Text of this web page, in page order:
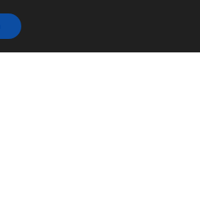
ECONOMIA ITALIANA